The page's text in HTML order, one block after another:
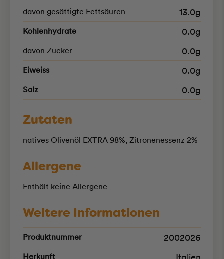
davon gesättigte Fettsäuren 13.0g
Kohlenhydrate 0.0g
davon Zucker 0.0g
Eiweiss 0.0g
Salz 0.0g
Zutaten
natives Olivenöl EXTRA 98%, Zitronenessenz 2%
Allergene
Enthält keine Allergene
Weitere Informationen
Produktnummer 2002026
Herkunft